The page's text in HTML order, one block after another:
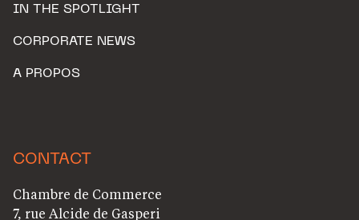
IN THE SPOTLIGHT
CORPORATE NEWS
A PROPOS
CONTACT
Chambre de Commerce
7, rue Alcide de Gasperi